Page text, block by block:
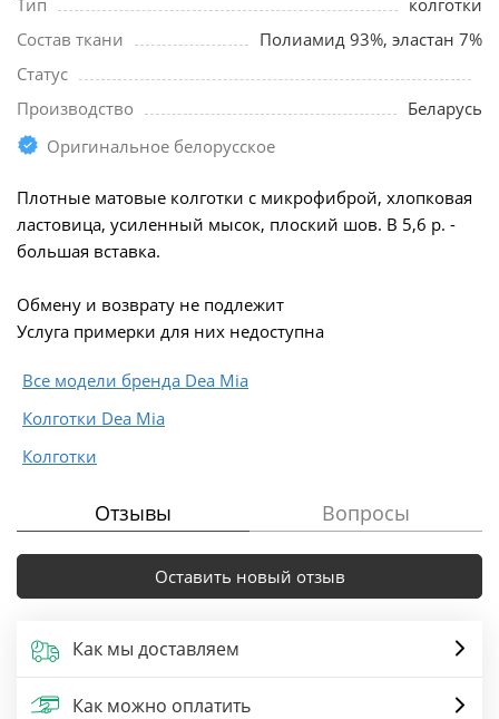
Состав ткани
Полиамид 93%, эластан 7%
Статус
Производство
Беларусь
Оригинальное белорусское
Плотные матовые колготки с микрофиброй, хлопковая
ластовица, усиленный мысок, плоский шов. В 5,6 р. -
большая вставка.
Обмену и возврату не подлежит
Услуга примерки для них недоступна
Все модели бренда Dea Mia
Колготки Dea Mia
Колготки
Отзывы Вопросы
Оставить новый отзыв
Как мы доставляем
Как можно оплатить